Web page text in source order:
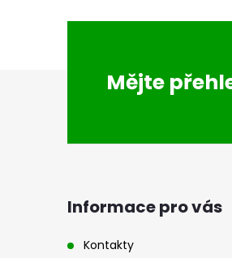
Mějte
Informace pro vás
Kontakty